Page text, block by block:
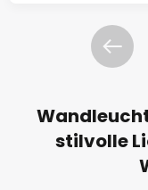
Zurück
stilvolle